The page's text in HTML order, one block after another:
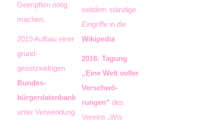
Geimpften nötig
machen.
2019 Aufbau einer
grund­
gesetzwidrigen
Bundes­
bürgerdatenbank
unter Verwendung
seitdem ständige
Ein­griffe in die
Wikipedia
2016: Tagung
„Eine Welt voller
Verschwö­
rungen“ des
Vereins „Wis­